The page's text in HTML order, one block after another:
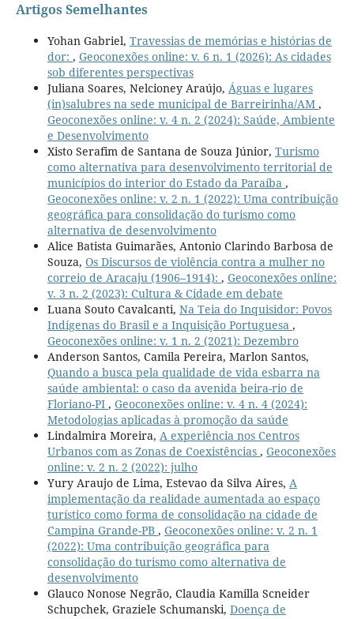
Artigos Semelhantes
Yohan Gabriel, Travessias de memórias e histórias de
dor: , Geoconexões online: v. 6 n. 1 (2026): As cidades
sob diferentes perspectivas
Juliana Soares, Nelcioney Araújo, Águas e lugares
(in)salubres na sede municipal de Barreirinha/AM ,
Geoconexões online: v. 4 n. 2 (2024): Saúde, Ambiente
e Desenvolvimento
Xisto Serafim de Santana de Souza Júnior, Turismo
como alternativa para desenvolvimento territorial de
municípios do interior do Estado da Paraíba ,
Geoconexões online: v. 2 n. 1 (2022): Uma contribuição
geográfica para consolidação do turismo como
alternativa de desenvolvimento
Alice Batista Guimarães, Antonio Clarindo Barbosa de
Souza, Os Discursos de violência contra a mulher no
correio de Aracaju (1906–1914): , Geoconexões online:
v. 3 n. 2 (2023): Cultura & Cidade em debate
Luana Souto Cavalcanti, Na Teia do Inquisidor: Povos
Indígenas do Brasil e a Inquisição Portuguesa ,
Geoconexões online: v. 1 n. 2 (2021): Dezembro
Anderson Santos, Camila Pereira, Marlon Santos,
Quando a busca pela qualidade de vida esbarra na
saúde ambiental: o caso da avenida beira-rio de
Floriano-PI , Geoconexões online: v. 4 n. 4 (2024):
Metodologias aplicadas à promoção da saúde
Lindalmira Moreira, A experiência nos Centros
Urbanos com as Zonas de Coexistências , Geoconexões
online: v. 2 n. 2 (2022): julho
Yury Araujo de Lima, Estevao da Silva Aires, A
implementação da realidade aumentada ao espaço
turístico como forma de consolidação na cidade de
Campina Grande-PB , Geoconexões online: v. 2 n. 1
(2022): Uma contribuição geográfica para
consolidação do turismo como alternativa de
desenvolvimento
Glauco Nonose Negrão, Claudia Kamilla Scneider
Schupchek, Graziele Schumanski, Doença de